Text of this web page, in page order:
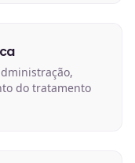
do tratamento